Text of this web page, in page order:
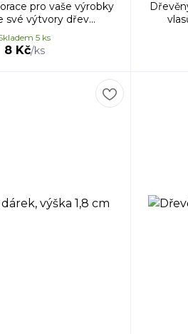
pro vaše výrobky
své výtvory dřev...
8 Kč/ks
5 ks